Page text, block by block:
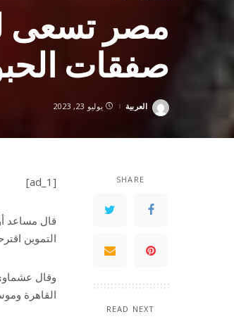
مصر تسعى
صفقات
Posted
العربية يوليو 23, 2023
SHARE
READ NEXT
[ad_1]
قال مساعد
التموين
وقال
القاهرة